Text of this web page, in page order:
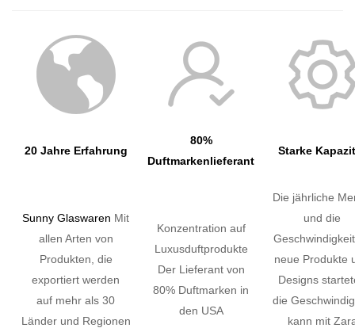
20 Jahre Erfahrung
80%
Duftmarkenlieferant
Starke
Sunny Glaswaren Mit
allen Arten von
Produkten, die
exportiert werden
auf mehr als 30
Länder und Regionen
Konzentration auf
Luxusduftprodukte
Der Lieferant von
80% Duftmarken in
den USA
Die jährliche
und die
neue Produkte
Designs
die
kann mit